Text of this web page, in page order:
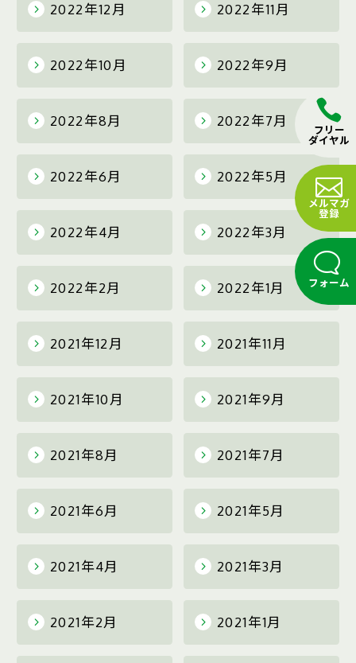
フリー
ダイヤル
メルマガ
登録
フォーム
2022年12月 2022年11月
2022年10月 2022年9月
2022年8月 2022年7月
2022年6月 2022年5月
2022年4月 2022年3月
2022年2月 2022年1月
2021年12月 2021年11月
2021年10月 2021年9月
2021年8月 2021年7月
2021年6月 2021年5月
2021年4月 2021年3月
2021年2月 2021年1月